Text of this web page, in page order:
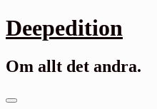
Gå
till
Deepedition
Om allt det andra.
Primär